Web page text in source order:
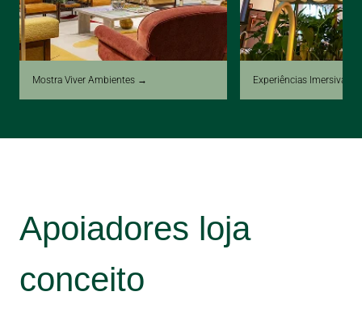
Mostra Viver Ambientes → Experiências Imersivas →
Apoiadores loja
conceito